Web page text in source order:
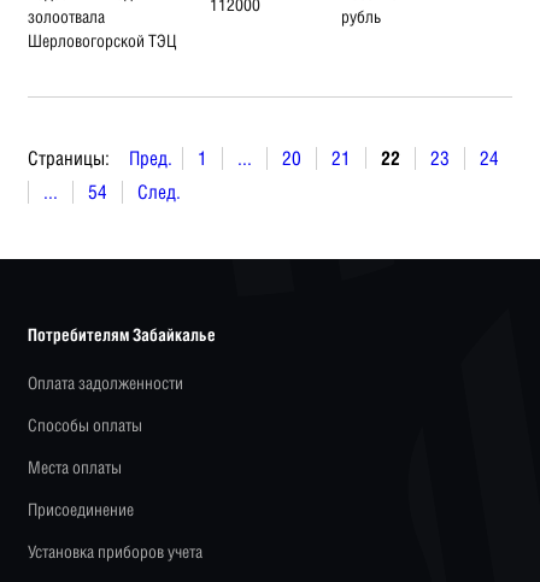
золоотвала
Шерловогорской ТЭЦ
112000
рубль
Страницы: Пред. 1 ... 20 21 22 23
24
...
54 След.
Потребителям Забайкалье
Оплата задолженности
Способы оплаты
Места оплаты
Присоединение
Установка приборов учета